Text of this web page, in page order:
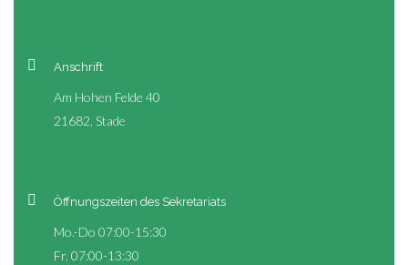
Anschrift
Am Hohen Felde 40
21682, Stade
Öffnungszeiten des Sekretariats
Mo.-Do 07:00-15:30
Fr. 07:00-13:30